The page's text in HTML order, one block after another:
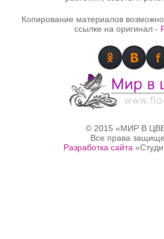
Копирование материалов
ссылке на оригинал -
© 2015 «МИР В
Все права
Разработка сайта